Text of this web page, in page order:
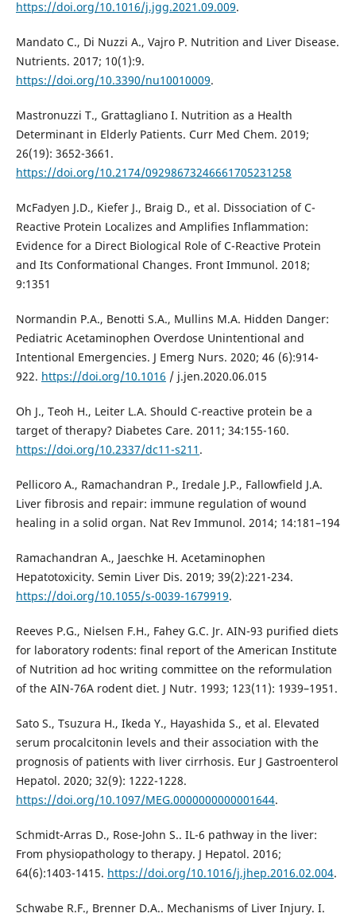
https://doi.org/10.1016/j.jgg.2021.09.009.
Mandato C., Di Nuzzi A., Vajro P. Nutrition and Liver Disease.
Nutrients. 2017; 10(1):9.
https://doi.org/10.3390/nu10010009.
Mastronuzzi T., Grattagliano I. Nutrition as a Health
Determinant in Elderly Patients. Curr Med Chem. 2019;
26(19): 3652-3661.
https://doi.org/10.2174/09298673246661705231258
McFadyen J.D., Kiefer J., Braig D., et al. Dissociation of C-
Reactive Protein Localizes and Amplifies Inflammation:
Evidence for a Direct Biological Role of C-Reactive Protein
and Its Conformational Changes. Front Immunol. 2018;
9:1351
Normandin P.A., Benotti S.A., Mullins M.A. Hidden Danger:
Pediatric Acetaminophen Overdose Unintentional and
Intentional Emergencies. J Emerg Nurs. 2020; 46 (6):914-
922. https://doi.org/10.1016 / j.jen.2020.06.015
Oh J., Teoh H., Leiter L.A. Should C-reactive protein be a
target of therapy? Diabetes Care. 2011; 34:155-160.
https://doi.org/10.2337/dc11-s211 .
Pellicoro A., Ramachandran P., Iredale J.P., Fallowfield J.A.
Liver fibrosis and repair: immune regulation of wound
healing in a solid organ. Nat Rev Immunol. 2014; 14:181–194
Ramachandran A., Jaeschke H. Acetaminophen
Hepatotoxicity. Semin Liver Dis. 2019; 39(2):221-234.
https://doi.org/10.1055/s-0039-1679919.
Reeves P.G., Nielsen F.H., Fahey G.C. Jr. AIN-93 purified diets
for laboratory rodents: final report of the American Institute
of Nutrition ad hoc writing committee on the reformulation
of the AIN-76A rodent diet. J Nutr. 1993; 123(11): 1939–1951.
Sato S., Tsuzura H., Ikeda Y., Hayashida S., et al. Elevated
serum procalcitonin levels and their association with the
prognosis of patients with liver cirrhosis. Eur J Gastroenterol
Hepatol. 2020; 32(9): 1222-1228.
https://doi.org/10.1097/MEG.0000000000001644.
Schmidt-Arras D., Rose-John S.. IL-6 pathway in the liver:
From physiopathology to therapy. J Hepatol. 2016;
64(6):1403-1415. https://doi.org/10.1016/j.jhep.2016.02.004.
Schwabe R.F., Brenner D.A.. Mechanisms of Liver Injury. I.